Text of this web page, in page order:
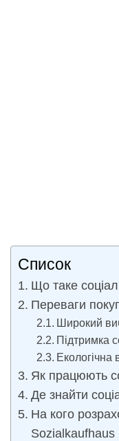
Список
Що таке
Переваги
Широкий
Підтримка
Екологічна
Як працюють
Де знайти
На кого
Sozialkaufhaus